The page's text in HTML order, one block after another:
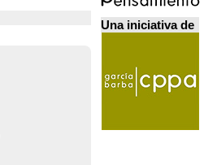
Una iniciativa de